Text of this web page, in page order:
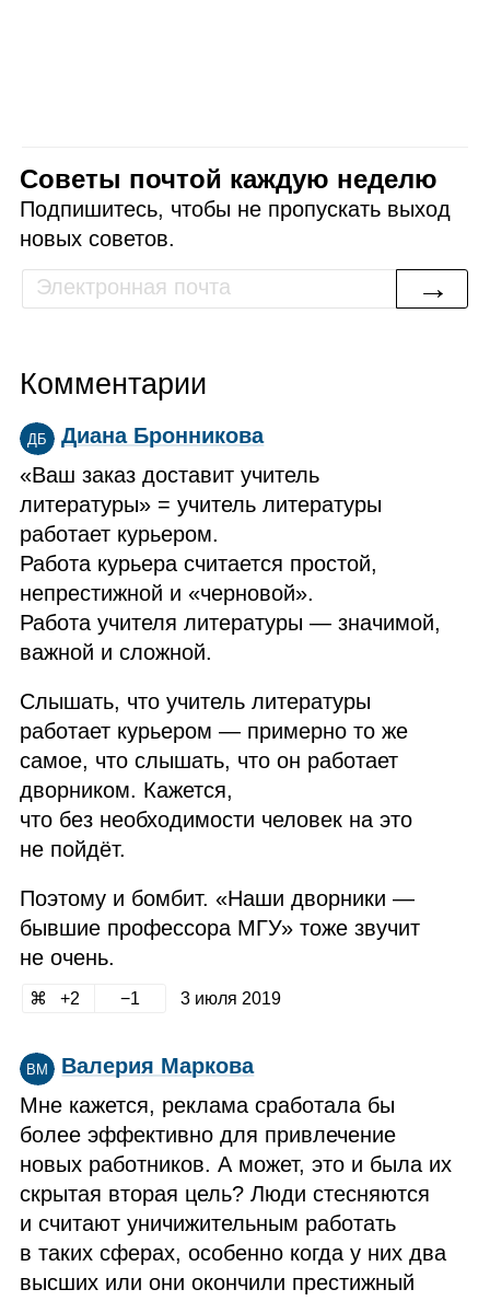
Советы почтой каждую неделю
Подпишитесь, чтобы не пропускать выход
новых советов.
→
Комментарии
ДБ
Диана Бронникова
«Ваш заказ доставит учитель
литературы» = учитель литературы
работает курьером.
Работа курьера считается простой,
непрестижной и «черновой».
Работа учителя литературы — значимой,
важной и сложной.
Слышать, что учитель литературы
работает курьером — примерно то же
самое, что слышать, что он работает
дворником. Кажется,
что без необходимости человек на это
не пойдёт.
Поэтому и бомбит. «Наши дворники —
бывшие профессора МГУ» тоже звучит
не очень.
2 1 3 июля 2019
ВМ
Валерия Маркова
Мне кажется, реклама сработала бы
более эффективно для привлечение
новых работников. А может, это и была их
скрытая вторая цель? Люди стесняются
и считают уничижительным работать
в таких сферах, особенно когда у них два
высших или они окончили престижный